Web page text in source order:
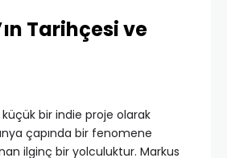
Tarihçesi ve
küçük bir indie proje olarak
çapında bir fenomene
ilginç bir yolculuktur. Markus